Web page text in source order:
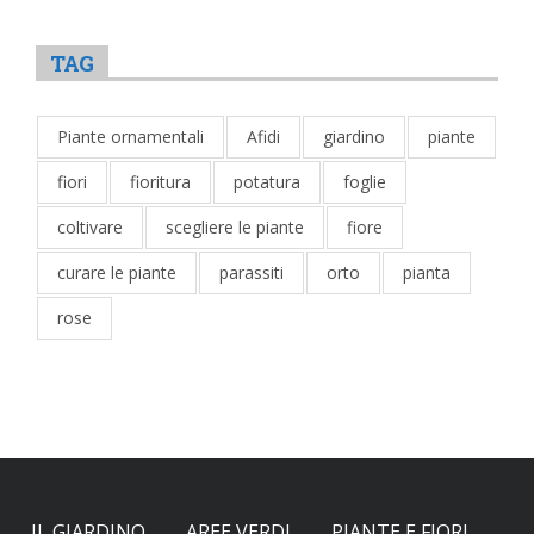
TAG
Piante ornamentali Afidi giardino
piante
fiori
fioritura potatura
foglie
coltivare
scegliere le piante
fiore
curare le piante
parassiti orto
pianta
rose